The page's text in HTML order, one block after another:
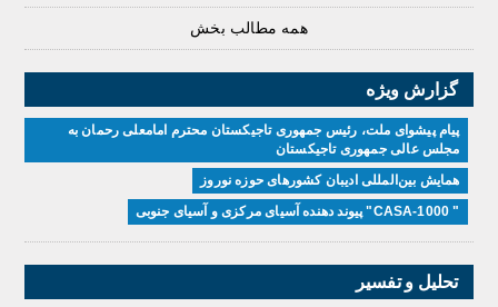
همه مطالب بخش
گزارش ویژه
پیام پیشوای ملت، رئیس جمهوری تاجیکستان محترم امامعلی رحمان به
مجلس عالی جمهوری تاجیکستان
همایش بین‌المللی ادیبان کشور‌های حوزه نوروز
" CASA-1000" پیوند دهنده آسیای مرکزی و آسیای جنوبی
تحلیل و تفسیر